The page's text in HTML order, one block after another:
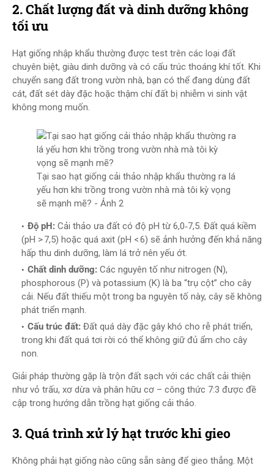
2. Chất lượng đất và dinh dưỡng không
tối ưu
Hạt giống nhập khẩu thường được test trên các loại đất
chuyên biệt, giàu dinh dưỡng và có cấu trúc thoáng khí tốt. Khi
chuyển sang đất trong vườn nhà, bạn có thể đang dùng đất
cát, đất sét dày đặc hoặc thậm chí đất bị nhiễm vi sinh vật
không mong muốn.
Tại sao hạt giống cải thảo nhập khẩu thường ra lá
yếu hơn khi trồng trong vườn nhà mà tôi kỳ vọng
sẽ mạnh mẽ? - Ảnh 2
Độ pH: Cải thảo ưa đất có độ pH từ 6,0‑7,5. Đất quá kiềm
(pH > 7,5) hoặc quá axit (pH < 6) sẽ ảnh hưởng đến khả năng
hấp thu dinh dưỡng, làm lá trở nên yếu ớt.
Chất dinh dưỡng: Các nguyên tố như nitrogen (N),
phosphorous (P) và potassium (K) là ba “trụ cột” cho cây
cải. Nếu đất thiếu một trong ba nguyên tố này, cây sẽ không
phát triển mạnh.
Cấu trúc đất: Đất quá dày đặc gây khó cho rễ phát triển,
trong khi đất quá tơi rời có thể không giữ đủ ẩm cho cây
non.
Giải pháp thường gặp là trộn đất sạch với các chất cải thiện
như vỏ trấu, xơ dừa và phân hữu cơ – công thức 7:3 được đề
cập trong hướng dẫn trồng hạt giống cải thảo.
3. Quá trình xử lý hạt trước khi gieo
Không phải hạt giống nào cũng sẵn sàng để gieo thẳng. Một